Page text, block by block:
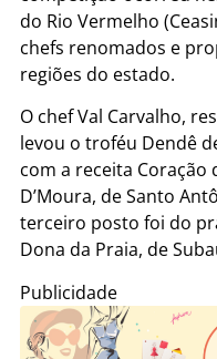
do Rio Vermelho
chefs renomados e
regiões do estado.
O chef Val Carvalho,
levou o troféu Dendê
com a receita Coração
D’Moura, de Santo
terceiro posto foi do
Dona da Praia, de
Publicidade